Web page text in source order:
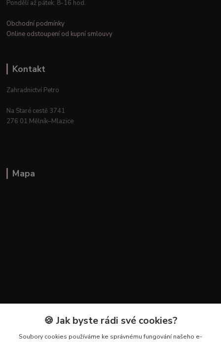
Pondělí až pátek: 8-16 hod.
Obchodní podmínky
Online odstoupení od kupní smlouvy
Kontakt
Zahradnictví Petro
Na Staré cestě 3741
276 01 Mělník–Mlazice
Mapa
Kontakty🍪 Jak byste rádi své cookies?
Soubory cookies používáme ke správnému fungování našeho e-